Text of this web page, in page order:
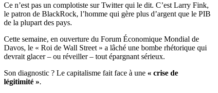
Ce n’est pas un complotiste sur Twitter qui le dit. C’est Larry Fink,
le patron de BlackRock, l’homme qui gère plus d’argent que le PIB
de la plupart des pays.
Cette semaine, en ouverture du Forum Économique Mondial de
Davos, le « Roi de Wall Street » a lâché une bombe rhétorique qui
devrait glacer – ou réveiller – tout épargnant sérieux.
Son diagnostic ? Le capitalisme fait face à une « crise de
légitimité ».